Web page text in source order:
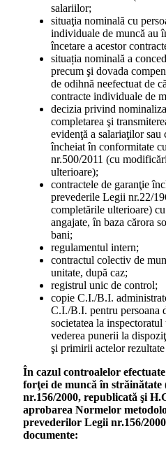
salariilor;
situaţia nominală cu
individuale de muncă au
încetare a acestor
situația nominală a
precum şi dovada
de odihnă neefectuat de
contracte individuale de
decizia privind
completarea şi
evidenţă a salariaţilor
încheiat în conformitate
nr.500/2011 (cu
ulterioare);
contractele de garanţie
prevederile Legii nr.22/
completările ulterioare)
angajate, în baza cărora
bani;
regulamentul intern;
contractul colectiv de
unitate, după caz;
registrul unic de control;
copie C.I./B.I.
C.I./B.I. pentru persoana
societatea la
vederea punerii la
şi primirii actelor
În cazul controalelor
forţei de muncă în
nr.156/2000, republicată şi
aprobarea Normelor
prevederilor Legii nr.156/
documente: